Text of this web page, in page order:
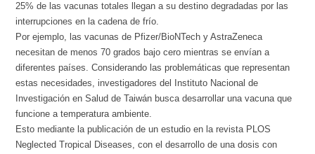
25% de las vacunas totales llegan a su destino degradadas por las
interrupciones en la cadena de frío.
Por ejemplo, las vacunas de Pfizer/BioNTech y AstraZeneca
necesitan de menos 70 grados bajo cero mientras se envían a
diferentes países. Considerando las problemáticas que representan
estas necesidades, investigadores del Instituto Nacional de
Investigación en Salud de Taiwán busca desarrollar una vacuna que
funcione a temperatura ambiente.
Esto mediante la publicación de un estudio en la revista PLOS
Neglected Tropical Diseases, con el desarrollo de una dosis con